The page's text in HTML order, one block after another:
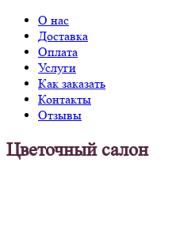
О нас
Доставка
Оплата
Услуги
Как заказать
Контакты
Отзывы
Цветочный салон